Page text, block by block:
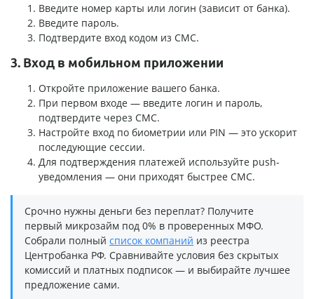
Введите номер карты или логин (зависит от банка).
Введите пароль.
Подтвердите вход кодом из СМС.
3. Вход в мобильном приложении
Откройте приложение вашего банка.
При первом входе — введите логин и пароль,
подтвердите через СМС.
Настройте вход по биометрии или PIN — это ускорит
последующие сессии.
Для подтверждения платежей используйте push-
уведомления — они приходят быстрее СМС.
Срочно нужны деньги без переплат? Получите
первый микрозайм под 0% в проверенных МФО.
Собрали полный список компаний из реестра
Центробанка РФ. Сравнивайте условия без скрытых
комиссий и платных подписок — и выбирайте лучшее
предложение сами.